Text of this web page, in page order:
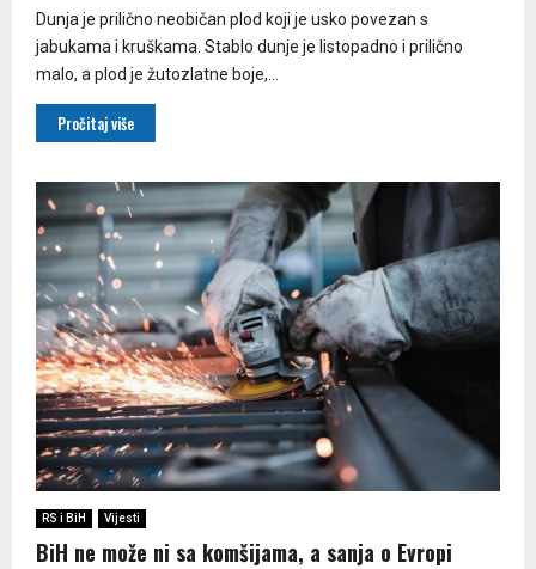
​Dunja je prilično neobičan plod koji je usko povezan s
jabukama i kruškama. Stablo dunje je listopadno i prilično
malo, a plod je žutozlatne boje,...
Pročitaj više
RS i BiH Vijesti
BiH ne može ni sa komšijama, a sanja o Evropi